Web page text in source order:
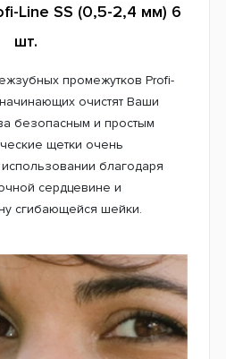
Line SS (0,5-2,4 мм) 6
шт.
промежутков Profi-
очистят Ваши
безопасным и простым
щетки очень
благодаря
сердцевине и
сгибающейся шейки.